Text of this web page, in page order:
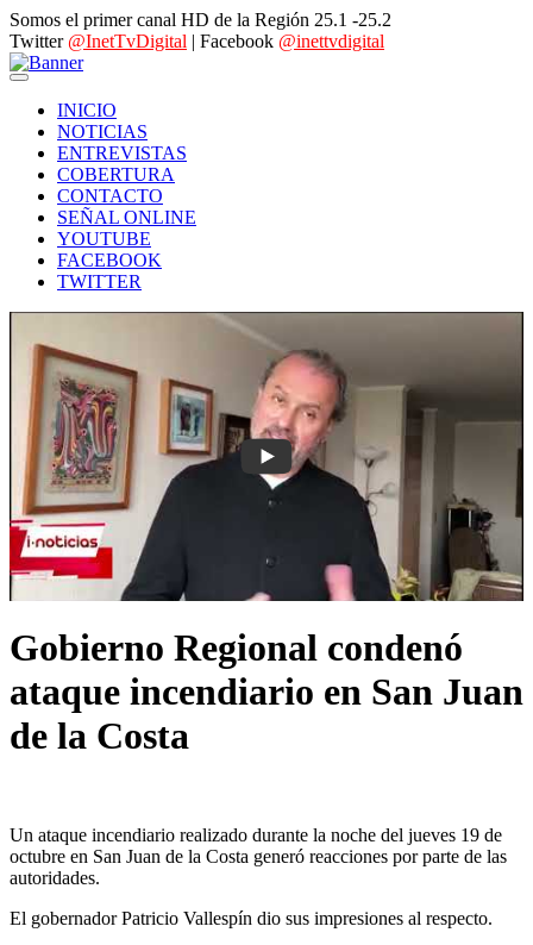
Somos el primer canal HD de la Región 25.1 -25.2
Twitter @InetTvDigital | Facebook @inettvdigital
INICIO
NOTICIAS
ENTREVISTAS
COBERTURA
CONTACTO
SEÑAL ONLINE
YOUTUBE
FACEBOOK
TWITTER
Gobierno Regional condenó
ataque incendiario en San Juan
de la Costa
Un ataque incendiario realizado durante la noche del jueves 19 de
octubre en San Juan de la Costa generó reacciones por parte de las
autoridades.
El gobernador Patricio Vallespín dio sus impresiones al respecto.